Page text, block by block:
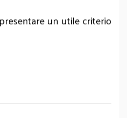
un utile criterio